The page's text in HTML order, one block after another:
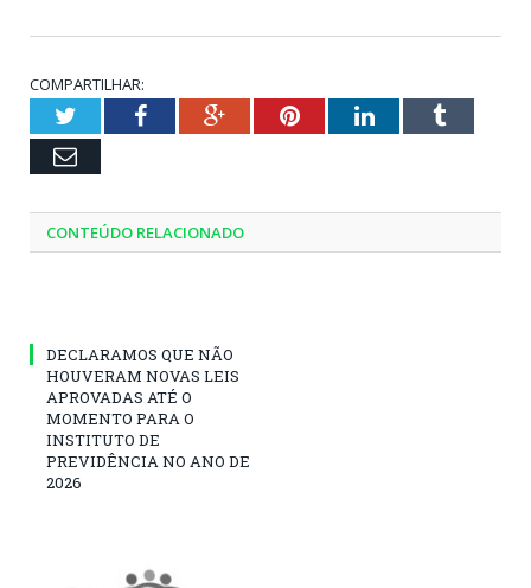
COMPARTILHAR:
TwitterFacebookGoogle+PinterestLinkedInTumblr
Email
CONTEÚDO RELACIONADO
DECLARAMOS QUE NÃO
HOUVERAM NOVAS LEIS
APROVADAS ATÉ O
MOMENTO PARA O
INSTITUTO DE
PREVIDÊNCIA NO ANO DE
2026